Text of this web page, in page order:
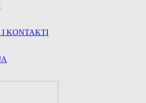
I KONTAKTI